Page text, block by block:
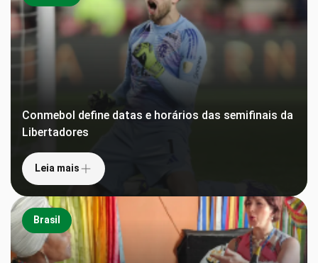
Conmebol define datas e horários das semifinais da
Libertadores
Leia mais
Brasil